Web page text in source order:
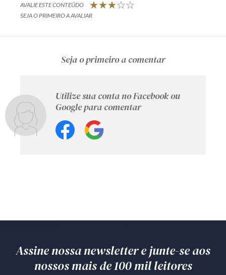
AVALIE ESTE CONTEÚDO
SEJA O PRIMEIRO A AVALIAR
Seja o primeiro a comentar
Utilize sua conta no Facebook ou
Google para comentar
Assine nossa newsletter e junte-se aos
nossos mais de 100 mil leitores